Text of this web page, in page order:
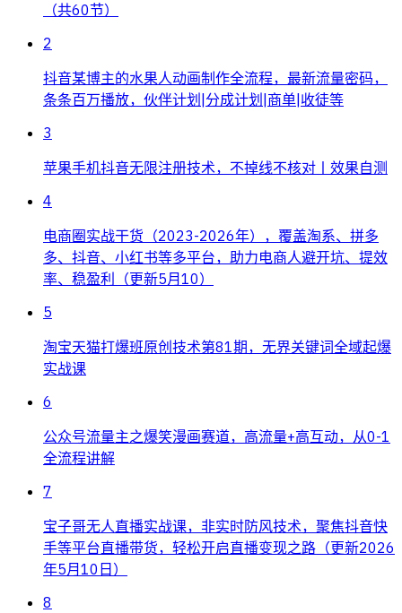
（共60节）
2
抖音某博主的水果人动画制作全流程，最新流量密码，
条条百万播放，伙伴计划|分成计划|商单|收徒等
3
苹果手机抖音无限注册技术，不掉线不核对丨效果自测
4
电商圈实战干货（2023-2026年），覆盖淘系、拼多
多、抖音、小红书等多平台，助力电商人避开坑、提效
率、稳盈利（更新5月10）
5
淘宝天猫打爆班原创技术第81期，无界关键词全域起爆
实战课
6
公众号流量主之爆笑漫画赛道，高流量+高互动，从0-1
全流程讲解
7
宝子哥无人直播实战课，非实时防风技术，聚焦抖音快
手等平台直播带货，轻松开启直播变现之路（更新2026
年5月10日）
8